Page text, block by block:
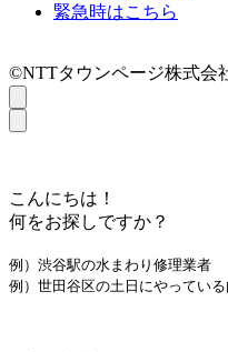
緊急時はこちら
©NTTタウンページ株式会
こんにちは！
何をお探しですか？
例）渋谷駅の水まわり修理業者
例）世田谷区の土日にやってい